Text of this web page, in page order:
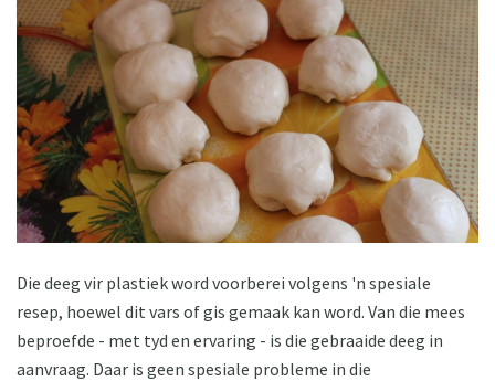
Die deeg vir plastiek word voorberei volgens 'n spesiale
resep, hoewel dit vars of gis gemaak kan word. Van die mees
beproefde - met tyd en ervaring - is die gebraaide deeg in
aanvraag. Daar is geen spesiale probleme in die